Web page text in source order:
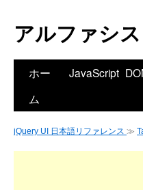
アルファシ
ホー
ム
JavaScript
jQuery UI 日本語リファレンス ≫